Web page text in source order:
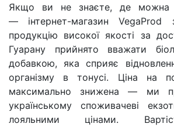
Якщо ви не знаєте, де можна
— інтернет-магазин VegaProd
продукцію високої якості за
Гуарану прийнято вважати
добавкою, яка сприяє
організму в тонусі. Ціна на
максимально знижена — ми
українському споживачеві
лояльними цінами.